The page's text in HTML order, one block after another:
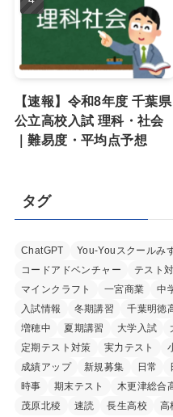
【速報】令和8年度 千葉県
公立高校入試 理科・社会
｜難易度・平均点予想
タグ
ChatGPT You-Youスクールみ
コードアドベンチャー
テスト
マインクラフト
一宮商業 中
入試情報
冬期講習 千葉明徳
増穂中
夏期講習 大学入試
定期テスト対策
実力テスト
成績アップ
新規募集 日常
時事
期末テスト 木更津総合
茂原北稜
速読 長生高校 高